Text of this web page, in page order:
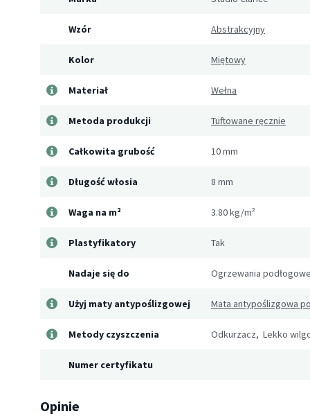
Wzór Abstrakcyjny
Kolor Miętowy
Materiał Wełna
Metoda produkcji Tuftowane ręcznie
Całkowita grubość 10 mm
Długość włosia 8 mm
Waga na m² 3.80 kg/m²
Plastyfikatory Tak
Nadaje się do Ogrzewania
Użyj maty antypoślizgowej Mata antypoślizgowa
Metody czyszczenia Odkurzacz, Lekko
Numer certyfikatu
Opinie